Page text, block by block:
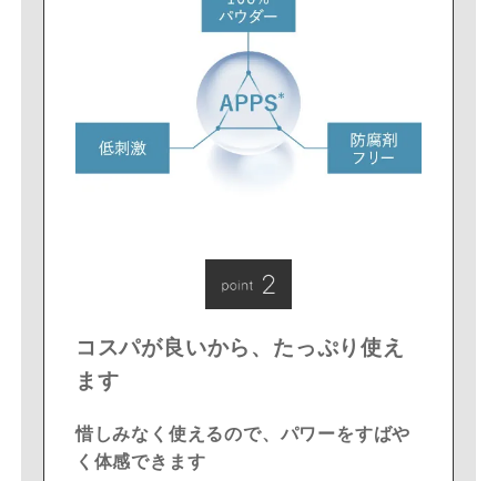
コスパが良いから、たっぷり使え
ます
惜しみなく使えるので、パワーをすばや
く体感できます